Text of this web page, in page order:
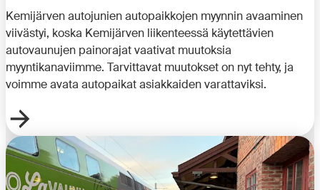
Kemijärven autojunien autopaikkojen myynnin avaaminen
viivästyi, koska Kemijärven liikenteessä käytettävien
autovaunujen painorajat vaativat muutoksia
myyntikanaviimme. Tarvittavat muutokset on nyt tehty, ja
voimme avata autopaikat asiakkaiden varattaviksi.